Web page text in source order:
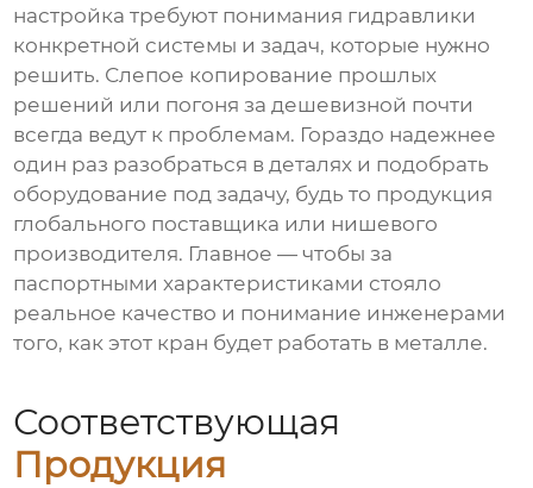
настройка требуют понимания гидравлики
конкретной системы и задач, которые нужно
решить. Слепое копирование прошлых
решений или погоня за дешевизной почти
всегда ведут к проблемам. Гораздо надежнее
один раз разобраться в деталях и подобрать
оборудование под задачу, будь то продукция
глобального поставщика или нишевого
производителя. Главное — чтобы за
паспортными характеристиками стояло
реальное качество и понимание инженерами
того, как этот кран будет работать в металле.
Соответствующая
Продукция